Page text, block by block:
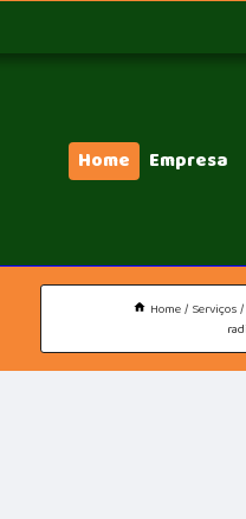
Home Empresa
Home Serviços